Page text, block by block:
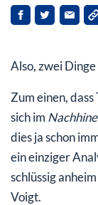
Die
Also, zwei
Zum einen,
sich im
dies ja schon
ein einziger
schlüssig
Voigt.